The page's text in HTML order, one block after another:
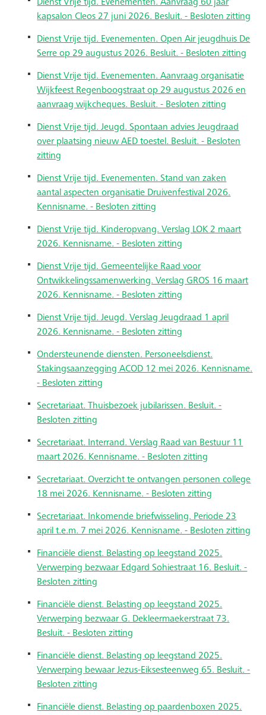
Dienst Vrije tijd. Evenementen. Aanvraag 60 jaar
kapsalon Cleos 27 juni 2026. Besluit. - Besloten zitting
Dienst Vrije tijd. Evenementen. Open Air jeugdhuis De
Serre op 29 augustus 2026. Besluit. - Besloten zitting
Dienst Vrije tijd. Evenementen. Aanvraag organisatie
Wijkfeest Regenboogstraat op 29 augustus 2026 en
aanvraag wijkcheques. Besluit. - Besloten zitting
Dienst Vrije tijd. Jeugd. Spontaan advies Jeugdraad
over plaatsing nieuw AED toestel. Besluit. - Besloten
zitting
Dienst Vrije tijd. Evenementen. Stand van zaken
aantal aspecten organisatie Druivenfestival 2026.
Kennisname. - Besloten zitting
Dienst Vrije tijd. Kinderopvang. Verslag LOK 2 maart
2026. Kennisname. - Besloten zitting
Dienst Vrije tijd. Gemeentelijke Raad voor
Ontwikkelingssamenwerking. Verslag GROS 16 maart
2026. Kennisname. - Besloten zitting
Dienst Vrije tijd. Jeugd. Verslag Jeugdraad 1 april
2026. Kennisname. - Besloten zitting
Ondersteunende diensten. Personeelsdienst.
Stakingsaanzegging ACOD 12 mei 2026. Kennisname.
- Besloten zitting
Secretariaat. Thuisbezoek jubilarissen. Besluit. -
Besloten zitting
Secretariaat. Interrand. Verslag Raad van Bestuur 11
maart 2026. Kennisname. - Besloten zitting
Secretariaat. Overzicht te ontvangen personen college
18 mei 2026. Kennisname. - Besloten zitting
Secretariaat. Inkomende briefwisseling. Periode 23
april t.e.m. 7 mei 2026. Kennisname. - Besloten zitting
Financiële dienst. Belasting op leegstand 2025.
Verwerping bezwaar Edgard Sohiestraat 16. Besluit. -
Besloten zitting
Financiële dienst. Belasting op leegstand 2025.
Verwerping bezwaar G. Dekleermaekerstraat 73.
Besluit. - Besloten zitting
Financiële dienst. Belasting op leegstand 2025.
Verwerping bewaar Jezus-Eiksesteenweg 65. Besluit. -
Besloten zitting
Financiële dienst. Belasting op paardenboxen 2025.